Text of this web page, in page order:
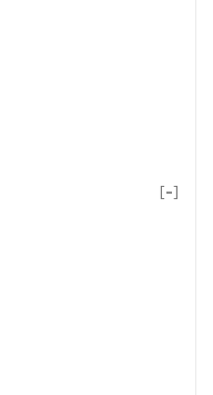
[-]